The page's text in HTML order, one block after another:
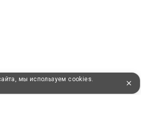
мы используем cookies.